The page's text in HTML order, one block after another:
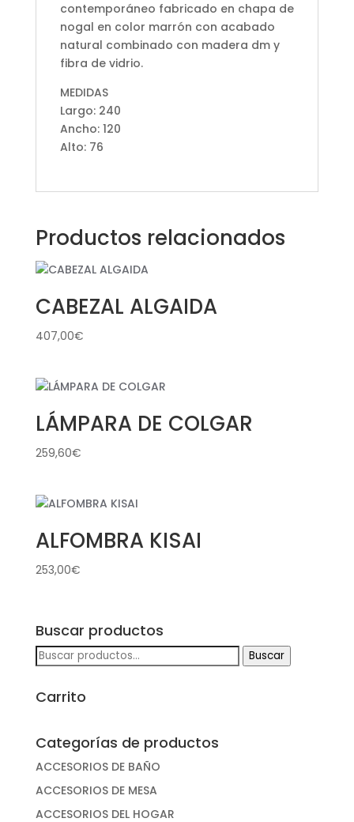
contemporáneo fabricado en chapa de
nogal en color marrón con acabado
natural combinado con madera dm y
fibra de vidrio.
MEDIDAS
Largo: 240
Ancho: 120
Alto: 76
Productos relacionados
CABEZAL ALGAIDA
407,00€
LÁMPARA DE COLGAR
259,60€
ALFOMBRA KISAI
253,00€
Buscar productos
Buscar
por:
Buscar
Carrito
Categorías de productos
ACCESORIOS DE BAÑO
ACCESORIOS DE MESA
ACCESORIOS DEL HOGAR